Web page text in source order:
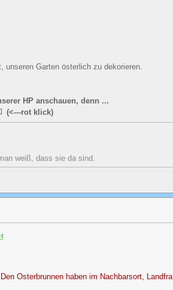
unseren Garten österlich zu dekorieren.
HP anschauen, denn ...
(<---rot klick)
weiß, dass sie da sind.
Den Osterbrunnen haben im Nachbarsort,